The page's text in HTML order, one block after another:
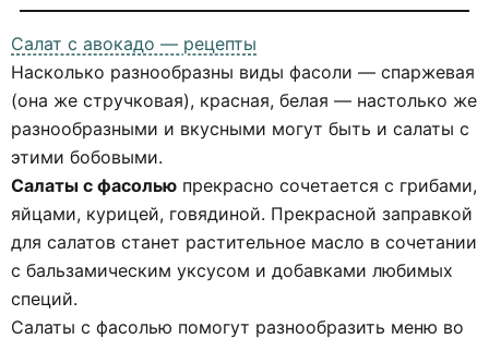
Салат с авокадо — рецепты
Насколько разнообразны виды фасоли — спаржевая
(она же стручковая), красная, белая — настолько же
разнообразными и вкусными могут быть и салаты с
этими бобовыми.
Салаты с фасолью прекрасно сочетается с грибами,
яйцами, курицей, говядиной. Прекрасной заправкой
для салатов станет растительное масло в сочетании
с бальзамическим уксусом и добавками любимых
специй.
Салаты с фасолью помогут разнообразить меню во